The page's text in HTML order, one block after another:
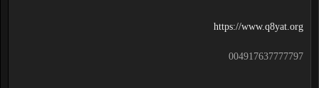
https://www.q8yat.org
004917637777797